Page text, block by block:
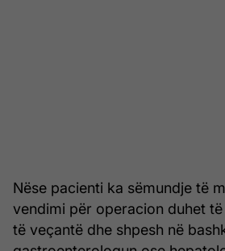
Nëse pacienti ka sëmundje të
vendimi për operacion duhet
të veçantë dhe shpesh në